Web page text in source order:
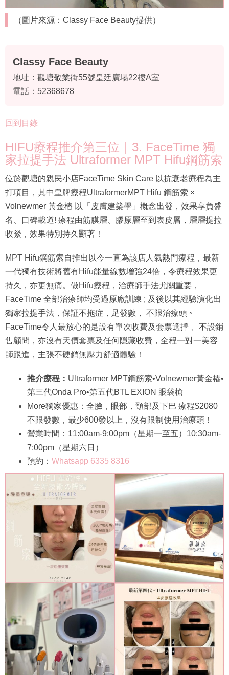
（圖片來源：Classy Face Beauty提供）
Classy Face Beauty
地址：觀塘敬業街55號皇廷廣場22樓A室
電話：52368678
回到目錄
HIFU療程推介第三位｜3. FaceTime 獨
家拉提手法 Ultraformer MPT Hifu鋼筋索
位於觀塘的親民小店FaceTime Skin Care 以抗衰老療程為主
打項目，其中皇牌療程UltraformerMPT Hifu 鋼筋索 ×
Volnewmer 黃金樁 以「皮膚建築學」概念出發，效果享負盛
名、口碑載道! 療程由筋膜層、膠原層至到表皮層，層層提拉
收緊，效果特別持久顯著！
MPT Hifu鋼筋索自推出以今一直為該店人氣熱門療程，最新
一代獨有技術將舊有Hifu能量線數增強24倍，令療程效果更
持久，亦更無痛。做Hifu療程，治療師手法尤關重要，
FaceTime 全部治療師均受過原廠訓練 ; 及後以其經驗演化出
獨家拉提手法，保証不拖症，足發數， 不限治療頭 ◦
FaceTime令人最放心的是設有單次收費及套票選擇 、不設銷
售顧問，亦沒有天價套票及任何隱藏收費，全程一對一美容
師跟進，主張不硬銷無壓力舒適體驗！
推介療程： Ultraformer MPT鋼筋索•Volnewmer黃金樁•
第三代Onda Pro•第五代BTL EXION 眼袋槍
More獨家優惠：全臉，眼部，頸部及下巴 療程$2080
不限發數，最少600發以上，沒有限制使用治療頭！
營業時間：11:00am-9:00pm（星期一至五）10:30am-
7:00pm（星期六日）
預約： Whatsapp 6335 8316